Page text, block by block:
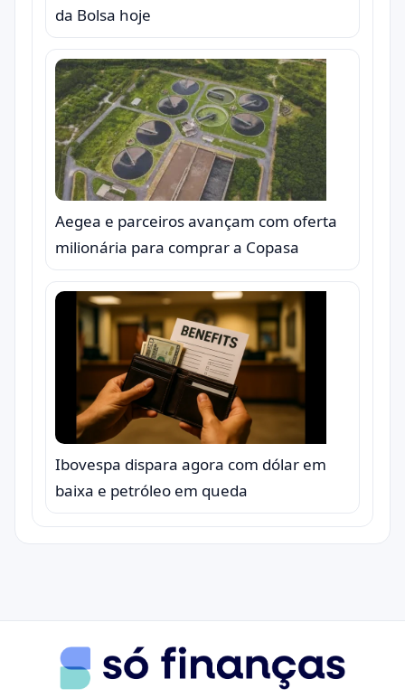
da Bolsa hoje
Aegea e parceiros avançam com oferta
milionária para comprar a Copasa
Ibovespa dispara agora com dólar em
baixa e petróleo em queda